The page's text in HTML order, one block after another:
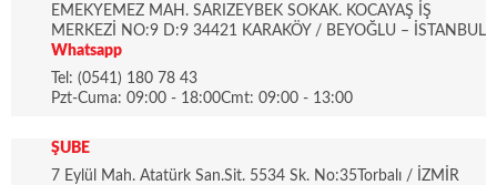
EMEKYEMEZ MAH. SARIZEYBEK SOKAK. KOCAYAŞ İŞ
MERKEZİ NO:9 D:9 34421 KARAKÖY / BEYOĞLU – İSTANBUL
Whatsapp
Tel: (0541) 180 78 43
Pzt-Cuma: 09:00 - 18:00Cmt: 09:00 - 13:00
ŞUBE
7 Eylül Mah. Atatürk San.Sit. 5534 Sk. No:35Torbalı / İZMİR